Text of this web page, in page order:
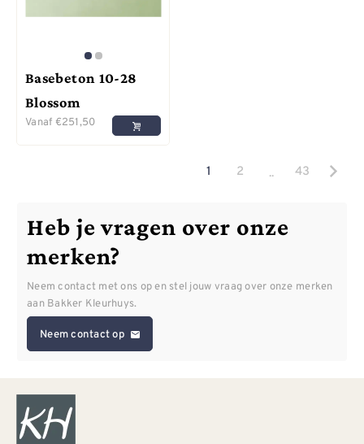
Basebeton 10-28
Blossom
Vanaf €251,50
1 2 .. 43
Heb je vragen over onze
merken?
Neem contact met ons op en stel jouw vraag over onze merken
aan Bakker Kleurhuys.
Neem contact op